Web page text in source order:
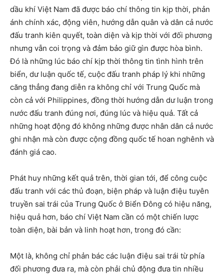
dầu khí Việt Nam đã được báo chí thông tin kịp thời, phản
ánh chính xác, động viên, hướng dẫn quân và dân cả nước
đấu tranh kiên quyết, toàn diện và kịp thời với đối phương
nhưng vẫn coi trọng và đảm bảo giữ gìn được hòa bình.
Đó là những lúc báo chí kịp thời thông tin tình hình trên
biển, dư luận quốc tế, cuộc đấu tranh pháp lý khi những
căng thẳng đang diễn ra không chỉ với Trung Quốc mà
còn cả với Philippines, đồng thời hướng dẫn dư luận trong
nước đấu tranh đúng nơi, đúng lúc và hiệu quả. Tất cả
những hoạt động đó không những được nhân dân cả nước
ghi nhận mà còn được cộng đồng quốc tế hoan nghênh và
đánh giá cao.
Phát huy những kết quả trên, thời gian tới, để công cuộc
đấu tranh với các thủ đoạn, biện pháp và luận điệu tuyên
truyền sai trái của Trung Quốc ở Biển Đông có hiệu năng,
hiệu quả hơn, báo chí Việt Nam cần có một chiến lược
toàn diện, bài bản và linh hoạt hơn, trong đó cần:
Một là, không chỉ phản bác các luận điệu sai trái từ phía
đối phương đưa ra, mà còn phải chủ động đưa tin nhiều